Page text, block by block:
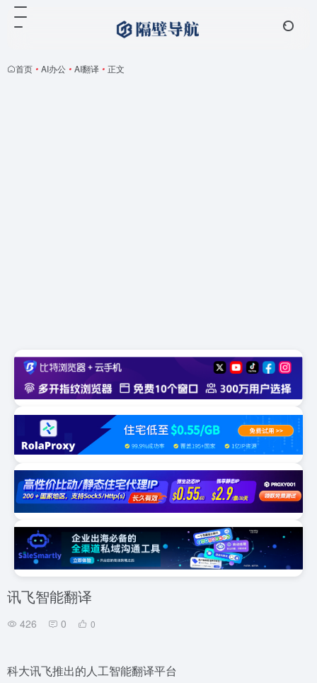
首页 • AI办公 • AI翻译 • 正文
讯飞智能翻译
426 0 0
科大讯飞推出的人工智能翻译平台